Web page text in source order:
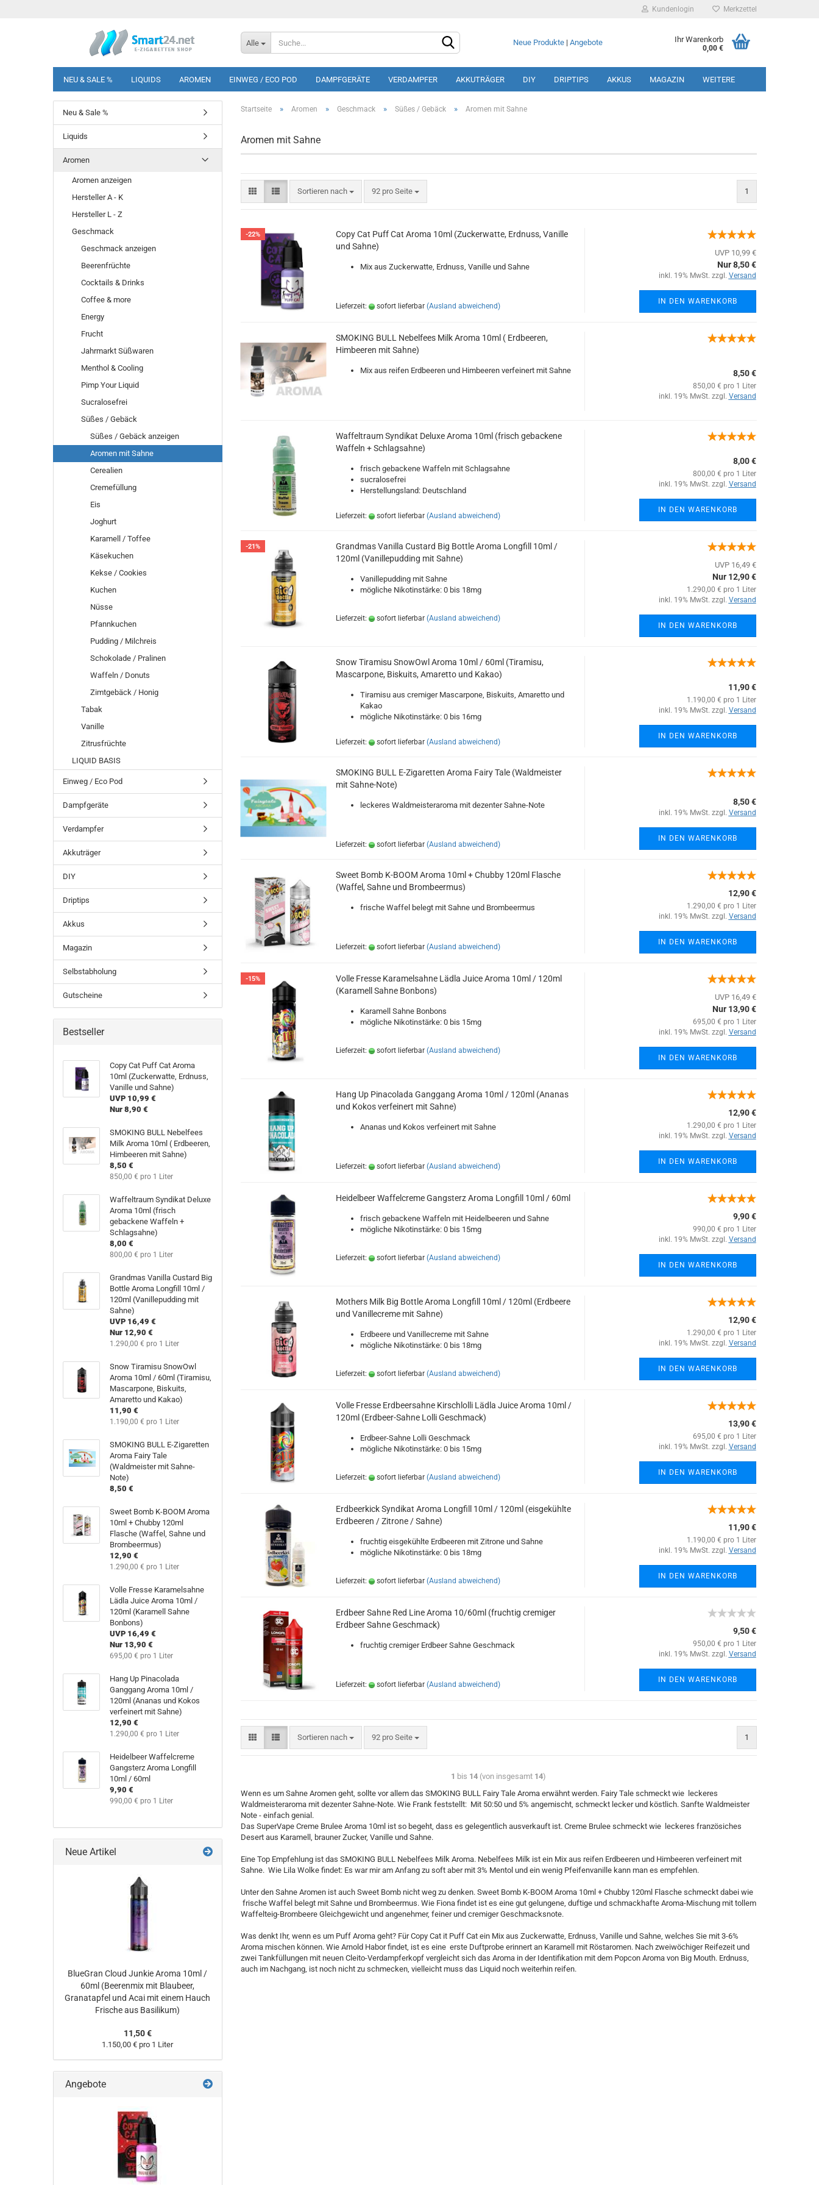
Kundenlogin
Konto erstellen
Merkzettel
Alle Neue Produkte |Angebote Ihr Warenkorb
0,00 €
NEU & SALE % LIQUIDS AROMEN EINWEG / ECO POD DAMPFGERÄTE VERDAMPFER AKKUTRÄGER DIY DRIPTIPS AKKUS MAGAZIN WEITERE
Startseite » Aromen » Geschmack » Süßes / Gebäck » Aromen mit Sahne
Aromen mit Sahne
Sortieren nach 92 pro Seite 1
-22%
Copy Cat Puff Cat Aroma 10ml (Zuckerwatte, Erdnuss, Vanille
und Sahne)
Mix aus Zuckerwatte, Erdnuss, Vanille und Sahne
Lieferzeit: sofort lieferbar (Ausland abweichend)
UVP 10,99 €
Nur 8,50 €
inkl. 19% MwSt. zzgl. Versand
IN DEN WARENKORB
SMOKING BULL Nebelfees Milk Aroma 10ml ( Erdbeeren,
Himbeeren mit Sahne)
Mix aus reifen Erdbeeren und Himbeeren verfeinert mit Sahne 8,50 €
850,00 € pro 1 Liter
inkl. 19% MwSt. zzgl. Versand
Waffeltraum Syndikat Deluxe Aroma 10ml (frisch gebackene
Waffeln + Schlagsahne)
frisch gebackene Waffeln mit Schlagsahne
sucralosefrei
Herstellungsland: Deutschland
Lieferzeit: sofort lieferbar (Ausland abweichend)
8,00 €
800,00 € pro 1 Liter
inkl. 19% MwSt. zzgl. Versand
IN DEN WARENKORB
-21%
Grandmas Vanilla Custard Big Bottle Aroma Longfill 10ml /
120ml (Vanillepudding mit Sahne)
Vanillepudding mit Sahne
mögliche Nikotinstärke: 0 bis 18mg
Lieferzeit: sofort lieferbar (Ausland abweichend)
UVP 16,49 €
Nur 12,90 €
1.290,00 € pro 1 Liter
inkl. 19% MwSt. zzgl. Versand
IN DEN WARENKORB
Snow Tiramisu SnowOwl Aroma 10ml / 60ml (Tiramisu,
Mascarpone, Biskuits, Amaretto und Kakao)
Tiramisu aus cremiger Mascarpone, Biskuits, Amaretto und
Kakao
mögliche Nikotinstärke: 0 bis 16mg
Lieferzeit: sofort lieferbar (Ausland abweichend)
11,90 €
1.190,00 € pro 1 Liter
inkl. 19% MwSt. zzgl. Versand
IN DEN WARENKORB
SMOKING BULL E-Zigaretten Aroma Fairy Tale (Waldmeister
mit Sahne-Note)
leckeres Waldmeisteraroma mit dezenter Sahne-Note
Lieferzeit: sofort lieferbar (Ausland abweichend)
8,50 €
inkl. 19% MwSt. zzgl. Versand
IN DEN WARENKORB
Sweet Bomb K-BOOM Aroma 10ml + Chubby 120ml Flasche
(Waffel, Sahne und Brombeermus)
frische Waffel belegt mit Sahne und Brombeermus
Lieferzeit: sofort lieferbar (Ausland abweichend)
12,90 €
1.290,00 € pro 1 Liter
inkl. 19% MwSt. zzgl. Versand
IN DEN WARENKORB
-15%
Volle Fresse Karamelsahne Lädla Juice Aroma 10ml / 120ml
(Karamell Sahne Bonbons)
Karamell Sahne Bonbons
mögliche Nikotinstärke: 0 bis 15mg
Lieferzeit: sofort lieferbar (Ausland abweichend)
UVP 16,49 €
Nur 13,90 €
695,00 € pro 1 Liter
inkl. 19% MwSt. zzgl. Versand
IN DEN WARENKORB
Hang Up Pinacolada Ganggang Aroma 10ml / 120ml (Ananas
und Kokos verfeinert mit Sahne)
Ananas und Kokos verfeinert mit Sahne
Lieferzeit: sofort lieferbar (Ausland abweichend)
12,90 €
1.290,00 € pro 1 Liter
inkl. 19% MwSt. zzgl. Versand
IN DEN WARENKORB
Heidelbeer Waffelcreme Gangsterz Aroma Longfill 10ml / 60ml
frisch gebackene Waffeln mit Heidelbeeren und Sahne
mögliche Nikotinstärke: 0 bis 15mg
Lieferzeit: sofort lieferbar (Ausland abweichend)
9,90 €
990,00 € pro 1 Liter
inkl. 19% MwSt. zzgl. Versand
IN DEN WARENKORB
Mothers Milk Big Bottle Aroma Longfill 10ml / 120ml (Erdbeere
und Vanillecreme mit Sahne)
Erdbeere und Vanillecreme mit Sahne
mögliche Nikotinstärke: 0 bis 18mg
Lieferzeit: sofort lieferbar (Ausland abweichend)
12,90 €
1.290,00 € pro 1 Liter
inkl. 19% MwSt. zzgl. Versand
IN DEN WARENKORB
Volle Fresse Erdbeersahne Kirschlolli Lädla Juice Aroma 10ml /
120ml (Erdbeer-Sahne Lolli Geschmack)
Erdbeer-Sahne Lolli Geschmack
mögliche Nikotinstärke: 0 bis 15mg
Lieferzeit: sofort lieferbar (Ausland abweichend)
13,90 €
695,00 € pro 1 Liter
inkl. 19% MwSt. zzgl. Versand
IN DEN WARENKORB
Erdbeerkick Syndikat Aroma Longfill 10ml / 120ml (eisgekühlte
Erdbeeren / Zitrone / Sahne)
fruchtig eisgekühlte Erdbeeren mit Zitrone und Sahne
mögliche Nikotinstärke: 0 bis 18mg
Lieferzeit: sofort lieferbar (Ausland abweichend)
11,90 €
1.190,00 € pro 1 Liter
inkl. 19% MwSt. zzgl. Versand
IN DEN WARENKORB
Erdbeer Sahne Red Line Aroma 10/60ml (fruchtig cremiger
Erdbeer Sahne Geschmack)
fruchtig cremiger Erdbeer Sahne Geschmack
Lieferzeit: sofort lieferbar (Ausland abweichend)
9,50 €
950,00 € pro 1 Liter
inkl. 19% MwSt. zzgl. Versand
IN DEN WARENKORB
Sortieren nach 92 pro Seite 1
1 bis 14 (von insgesamt 14)
Wenn es um Sahne Aromen geht, sollte vor allem das SMOKING BULL Fairy Tale Aroma erwähnt werden. Fairy Tale schmeckt wie leckeres
Waldmeisteraroma mit dezenter Sahne-Note. Wie Frank feststellt: Mit 50:50 und 5% angemischt, schmeckt lecker und köstlich. Sanfte Waldmeister
Note - einfach genial.
Das SuperVape Creme Brulee Aroma 10ml ist so begeht, dass es gelegentlich ausverkauft ist. Creme Brulee schmeckt wie leckeres französiches
Desert aus Karamell, brauner Zucker, Vanille und Sahne.
Eine Top Empfehlung ist das SMOKING BULL Nebelfees Milk Aroma. Nebelfees Milk ist ein Mix aus reifen Erdbeeren und Himbeeren verfeinert mit
Sahne. Wie Lila Wolke findet: Es war mir am Anfang zu soft aber mit 3% Mentol und ein wenig Pfeifenvanille kann man es empfehlen.
Unter den Sahne Aromen ist auch Sweet Bomb nicht weg zu denken. Sweet Bomb K-BOOM Aroma 10ml + Chubby 120ml Flasche schmeckt dabei wie
frische Waffel belegt mit Sahne und Brombeermus. Wie Fiona findet ist es eine gut gelungene, duftige und schmackhafte Aroma-Mischung mit tollem
Waffelteig-Brombeere Gleichgewicht und angenehmer, feiner und cremiger Geschmacksnote.
Was denkt Ihr, wenn es um Puff Aroma geht? Für Copy Cat it Puff Cat ein Mix aus Zuckerwatte, Erdnuss, Vanille und Sahne, welches Sie mit 3-6%
Aroma mischen können. Wie Arnold Habor findet, ist es eine erste Duftprobe erinnert an Karamell mit Röstaromen. Nach zweiwöchiger Reifezeit und
zwei Tankfüllungen mit neuen Cleito-Verdampferkopf vergleicht sich das Aroma in der Identifikation mit dem Popcon Aroma von Big Mouth. Erdnuss,
auch im Nachgang, ist noch nicht zu schmecken, vielleicht muss das Liquid noch weiterhin reifen.
Neu & Sale %
Liquids
Aromen
Aromen anzeigen
Hersteller A - K
Hersteller L - Z
Geschmack
Geschmack anzeigen
Beerenfrüchte
Cocktails & Drinks
Coffee & more
Energy
Frucht
Jahrmarkt Süßwaren
Menthol & Cooling
Pimp Your Liquid
Sucralosefrei
Süßes / Gebäck
Süßes / Gebäck anzeigen
Aromen mit Sahne
Cerealien
Cremefüllung
Eis
Joghurt
Karamell / Toffee
Käsekuchen
Kekse / Cookies
Kuchen
Nüsse
Pfannkuchen
Pudding / Milchreis
Schokolade / Pralinen
Waffeln / Donuts
Zimtgebäck / Honig
Tabak
Vanille
Zitrusfrüchte
LIQUID BASIS
Einweg / Eco Pod
Dampfgeräte
Verdampfer
Akkuträger
DIY
Driptips
Akkus
Magazin
Selbstabholung
Gutscheine
Bestseller
Copy Cat Puff Cat Aroma
10ml (Zuckerwatte, Erdnuss,
Vanille und Sahne)
UVP 10,99 €
Nur 8,90 €
SMOKING BULL Nebelfees
Milk Aroma 10ml ( Erdbeeren,
Himbeeren mit Sahne)
8,50 €
850,00 € pro 1 Liter
Waffeltraum Syndikat Deluxe
Aroma 10ml (frisch
gebackene Waffeln +
Schlagsahne)
8,00 €
800,00 € pro 1 Liter
Grandmas Vanilla Custard Big
Bottle Aroma Longfill 10ml /
120ml (Vanillepudding mit
Sahne)
UVP 16,49 €
Nur 12,90 €
1.290,00 € pro 1 Liter
Snow Tiramisu SnowOwl
Aroma 10ml / 60ml (Tiramisu,
Mascarpone, Biskuits,
Amaretto und Kakao)
11,90 €
1.190,00 € pro 1 Liter
SMOKING BULL E-Zigaretten
Aroma Fairy Tale
(Waldmeister mit Sahne-
Note)
8,50 €
Sweet Bomb K-BOOM Aroma
10ml + Chubby 120ml
Flasche (Waffel, Sahne und
Brombeermus)
12,90 €
1.290,00 € pro 1 Liter
Volle Fresse Karamelsahne
Lädla Juice Aroma 10ml /
120ml (Karamell Sahne
Bonbons)
UVP 16,49 €
Nur 13,90 €
695,00 € pro 1 Liter
Hang Up Pinacolada
Ganggang Aroma 10ml /
120ml (Ananas und Kokos
verfeinert mit Sahne)
12,90 €
1.290,00 € pro 1 Liter
Heidelbeer Waffelcreme
Gangsterz Aroma Longfill
10ml / 60ml
9,90 €
990,00 € pro 1 Liter
Neue Artikel
BlueGran Cloud Junkie Aroma 10ml /
60ml (Beerenmix mit Blaubeer,
Granatapfel und Acai mit einem Hauch
Frische aus Basilikum)
11,50 €
1.150,00 € pro 1 Liter
Angebote